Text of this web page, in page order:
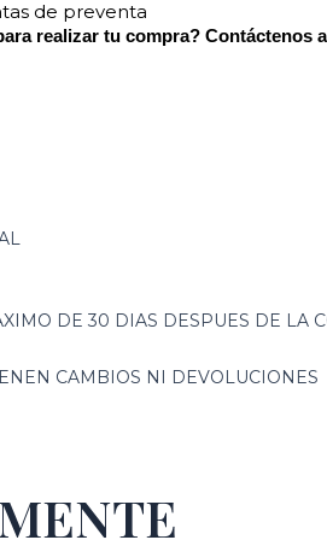
de preventa
realizar tu compra? Contáctenos
DE 30 DIAS DESPUES DE
CAMBIOS NI DEVOLUCIONES